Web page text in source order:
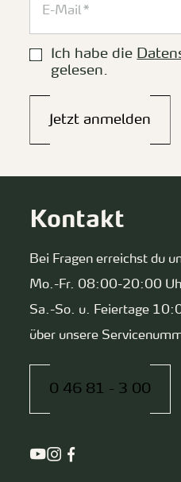
Ich habe die
gelesen.
Jetzt anmelden
Kontakt
Bei Fragen erreichst du
Mo.-Fr. 08:00-20:00
Sa.-So. u. Feiertage
über unsere
0 46 81 - 3 00